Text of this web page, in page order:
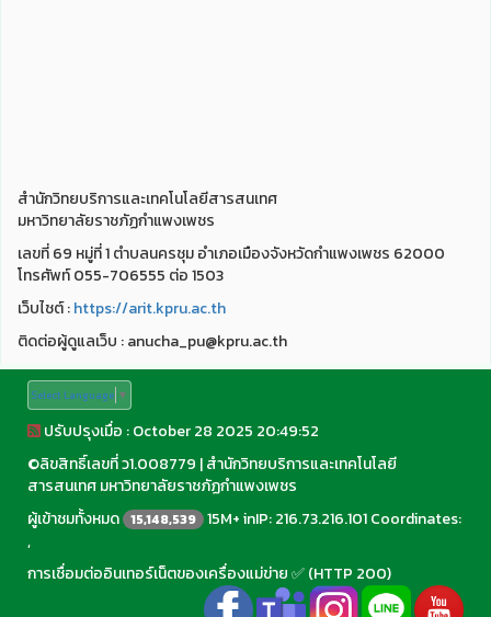
สำนักวิทยบริการและเทคโนโลยีสารสนเทศ
มหาวิทยาลัยราชภัฏกำแพงเพชร
เลขที่ 69 หมู่ที่ 1 ตำบลนครชุม อำเภอเมืองจังหวัดกำแพงเพชร 62000
โทรศัพท์ 055-706555 ต่อ 1503
เว็บไชต์ :https://arit.kpru.ac.th
ติดต่อผู้ดูแลเว็บ : anucha_pu@kpru.ac.th
Select Language ▼
ปรับปรุงเมื่อ : October 28 2025 20:49:52
©ลิขสิทธิ์เลขที่ ว1.008779 |สำนักวิทยบริการและเทคโนโลยี
สารสนเทศ มหาวิทยาลัยราชภัฏกำแพงเพชร
ผู้เข้าชมทั้งหมด 15,148,539 15M+ inIP: 216.73.216.101 Coordinates:
,
การเชื่อมต่ออินเทอร์เน็ตของเครื่องแม่ข่าย ✅ (HTTP 200)